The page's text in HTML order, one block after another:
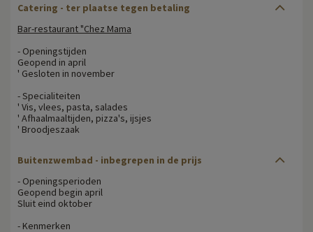
Catering - ter plaatse tegen betaling
Bar-restaurant "Chez Mama
- Openingstijden
Geopend in april
' Gesloten in november
- Specialiteiten
' Vis, vlees, pasta, salades
' Afhaalmaaltijden, pizza's, ijsjes
' Broodjeszaak
Buitenzwembad - inbegrepen in de prijs
- Openingsperioden
Geopend begin april
Sluit eind oktober
- Kenmerken